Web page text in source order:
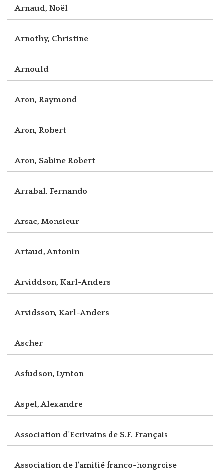
Arnaud, Noël
Arnothy, Christine
Arnould
Aron, Raymond
Aron, Robert
Aron, Sabine Robert
Arrabal, Fernando
Arsac, Monsieur
Artaud, Antonin
Arviddson, Karl-Anders
Arvidsson, Karl-Anders
Ascher
Asfudson, Lynton
Aspel, Alexandre
Association d'Ecrivains de S.F. Français
Association de l'amitié franco-hongroise